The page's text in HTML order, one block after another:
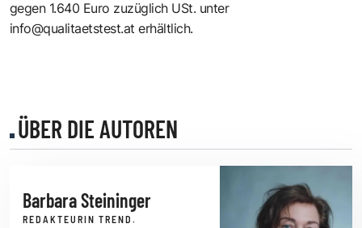
gegen 1.640 Euro zuzüglich USt. unter
info@qualitaetstest.at erhältlich.
ÜBER DIE AUTOREN
Barbara Steininger
REDAKTEURIN TREND.